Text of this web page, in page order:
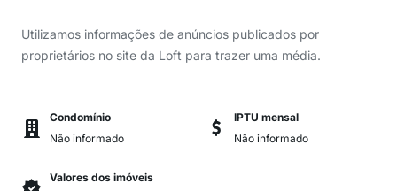
Utilizamos informações de anúncios publicados por
proprietários no site da Loft para trazer uma média.
Condomínio
Não informado
IPTU mensal
Não informado
Valores dos imóveis